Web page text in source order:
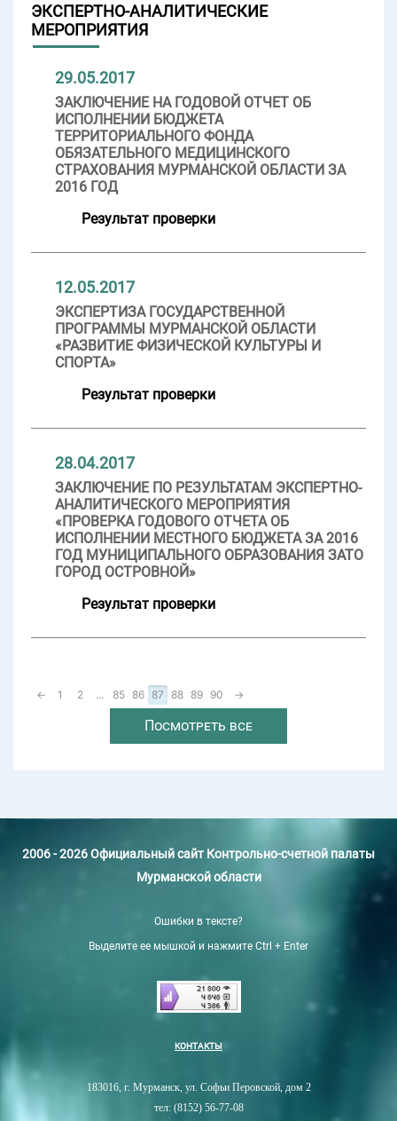
ЭКСПЕРТНО-АНАЛИТИЧЕСКИЕ
МЕРОПРИЯТИЯ
29.05.2017
ЗАКЛЮЧЕНИЕ НА ГОДОВОЙ ОТЧЕТ ОБ
ИСПОЛНЕНИИ БЮДЖЕТА
ТЕРРИТОРИАЛЬНОГО ФОНДА
ОБЯЗАТЕЛЬНОГО МЕДИЦИНСКОГО
СТРАХОВАНИЯ МУРМАНСКОЙ ОБЛАСТИ ЗА
2016 ГОД
Результат проверки
12.05.2017
ЭКСПЕРТИЗА ГОСУДАРСТВЕННОЙ
ПРОГРАММЫ МУРМАНСКОЙ ОБЛАСТИ
«РАЗВИТИЕ ФИЗИЧЕСКОЙ КУЛЬТУРЫ И
СПОРТА»
Результат проверки
28.04.2017
ЗАКЛЮЧЕНИЕ ПО РЕЗУЛЬТАТАМ ЭКСПЕРТНО-
АНАЛИТИЧЕСКОГО МЕРОПРИЯТИЯ
«ПРОВЕРКА ГОДОВОГО ОТЧЕТА ОБ
ИСПОЛНЕНИИ МЕСТНОГО БЮДЖЕТА ЗА 2016
ГОД МУНИЦИПАЛЬНОГО ОБРАЗОВАНИЯ ЗАТО
ГОРОД ОСТРОВНОЙ»
Результат проверки
← 1 2 ... 85 86 87 88 89 90 →
Посмотреть все
2006 - 2026 Официальный сайт Контрольно-счетной палаты
Мурманской области
Ошибки в тексте?
Выделите ее мышкой и нажмите Ctrl + Enter
КОНТАКТЫ
183016, г. Мурманск, ул. Софьи Перовской, дом 2
тел: (8152) 56-77-08